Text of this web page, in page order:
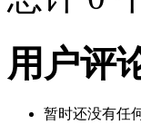
用户评
暂时还没有任